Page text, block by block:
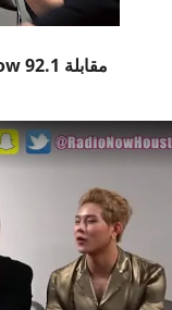
مقابلة Radio Now 92.1 مع مونستا اكس مترجمة للعربية